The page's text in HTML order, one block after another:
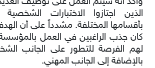
الذين اجتازوا الاختبارات
بأقسامها المختلفة. مشدداً على أن
كان جذب الراغبين في العمل
لهم الفرصة للتطور على الجانب
بالإضافة إلى الجانب المهني.